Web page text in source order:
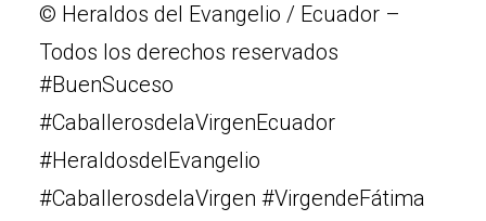
© Heraldos del Evangelio / Ecuador –
Todos los derechos reservados
#BuenSuceso
#CaballerosdelaVirgenEcuador
#HeraldosdelEvangelio
#CaballerosdelaVirgen #VirgendeFátima